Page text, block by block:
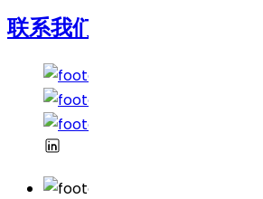
联系我们